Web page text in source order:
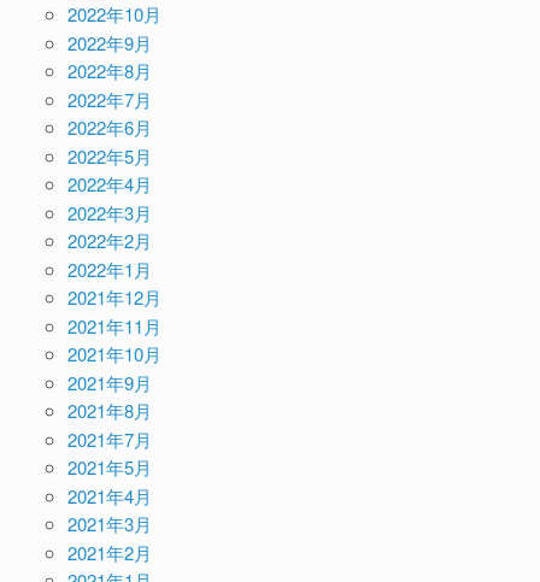
2022年10月
2022年9月
2022年8月
2022年7月
2022年6月
2022年5月
2022年4月
2022年3月
2022年2月
2022年1月
2021年12月
2021年11月
2021年10月
2021年9月
2021年8月
2021年7月
2021年5月
2021年4月
2021年3月
2021年2月